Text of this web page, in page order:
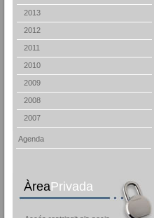
2013
2012
2011
2010
2009
2008
2007
Agenda
ÀreaPrivada